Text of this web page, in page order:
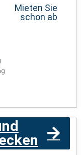
Mieten Sie
schon ab